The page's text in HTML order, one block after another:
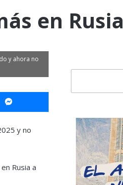
en Rusia
y ahora no
Messenger
y no
Rusia a